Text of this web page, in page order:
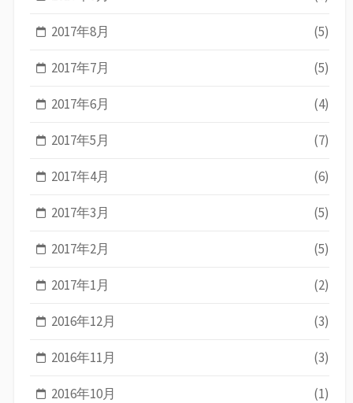
2017年8月 (5)
2017年7月 (5)
2017年6月 (4)
2017年5月 (7)
2017年4月 (6)
2017年3月 (5)
2017年2月 (5)
2017年1月 (2)
2016年12月 (3)
2016年11月 (3)
2016年10月 (1)